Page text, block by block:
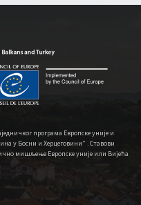
програма Европске уније и
у Босни и Херцеговини” . Ставови
мишљење Европске уније или Вијећа